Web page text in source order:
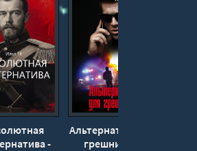
-
Альтернатива для
грешников -